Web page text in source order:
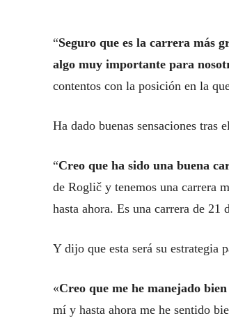
“Seguro que es la carrera más
algo muy importante para
contentos con la posición en la
Ha dado buenas sensaciones tras
“Creo que ha sido una buena
de Roglič y tenemos una carrera
hasta ahora. Es una carrera de 21
Y dijo que esta será su estrategia
«Creo que me he manejado
mí y hasta ahora me he sentido